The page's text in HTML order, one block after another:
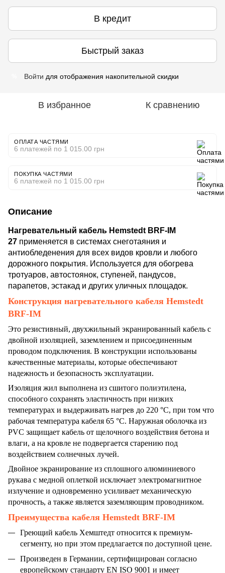
В кредит
Быстрый заказ
Войти для отображения накопительной скидки
В избранное К сравнению
ОПЛАТА ЧАСТЯМИ
6 платежей по 1 015.00 грн
ПОКУПКА ЧАСТЯМИ
6 платежей по 1 015.00 грн
Описание
Нагревательный кабель Hemstedt BRF-IM
27 применяется в системах снеготаяния и
антиобледенения для всех видов кровли и любого
дорожного покрытия. Используется для обогрева
тротуаров, автостоянок, ступеней, пандусов,
парапетов, эстакад и других уличных площадок.
Конструкция нагревательного кабеля Hemstedt
BRF-IM
Это резистивный, двухжильный экранированный кабель с
двойной изоляцией, заземлением и присоединенным
проводом подключения. В конструкции использованы
качественные материалы, которые обеспечивают
надежность и безопасность эксплуатации.
Изоляция жил выполнена из сшитого полиэтилена,
способного сохранять эластичность при низких
температурах и выдерживать нагрев до 220 °C, при том что
рабочая температура кабеля 65 °C. Наружная оболочка из
PVC защищает кабель от щелочного воздействия бетона и
влаги, а на кровле не подвергается старению под
воздействием солнечных лучей.
Двойное экранирование из сплошного алюминиевого
рукава с медной оплеткой исключает электромагнитное
излучение и одновременно усиливает механическую
прочность, а также является заземляющим проводником.
Преимущества кабеля Hemstedt BRF-IM
Греющий кабель Хемштедт относится к премиум-
сегменту, но при этом предлагается по доступной цене.
Произведен в Германии, сертифицирован согласно
европейскому стандарту EN ISO 9001 и имеет